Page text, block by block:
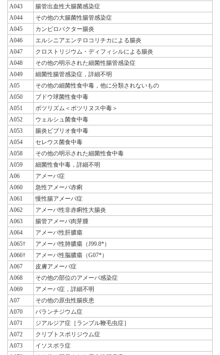
A043
腸管出血性大腸菌感染症
A044
その他の大腸菌性腸管感染症
A045
カンピロバクター腸炎
A046
エルシニアエンテロコリチカによる腸炎
A047
クロストリジウム・ディフィシルによる腸炎
A048
その他の明示された細菌性腸管感染症
A049
細菌性腸管感染症，詳細不明
A05
その他の細菌性食中毒，他に分類されないもの
A050
ブドウ球菌性食中毒
A051
ボツリズム＜ボツリヌス中毒＞
A052
ウェルシュ菌食中毒
A053
腸炎ビブリオ食中毒
A054
セレウス菌食中毒
A058
その他の明示された細菌性食中毒
A059
細菌性食中毒，詳細不明
A06
アメーバ症
A060
急性アメーバ赤痢
A061
慢性腸アメーバ症
A062
アメーバ性非赤痢性大腸炎
A063
腸管アメーバ肉芽腫
A064
アメーバ性肝膿瘍
A065†
アメーバ性肺膿瘍（J99.8*）
A066†
アメーバ性脳膿瘍（G07*）
A067
皮膚アメーバ症
A068
その他の部位のアメーバ感染症
A069
アメーバ症，詳細不明
A07
その他の原虫性腸疾患
A070
バランチジウム症
A071
ジアルジア症［ランブル鞭毛虫症］
A072
クリプトスポリジウム症
A073
イソスポラ症